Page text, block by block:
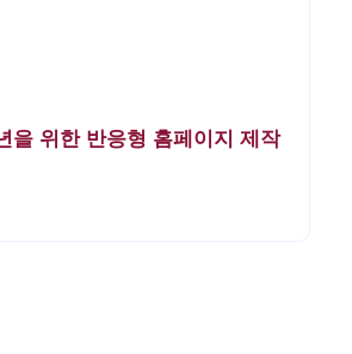
을 위한 반응형 홈페이지 제작